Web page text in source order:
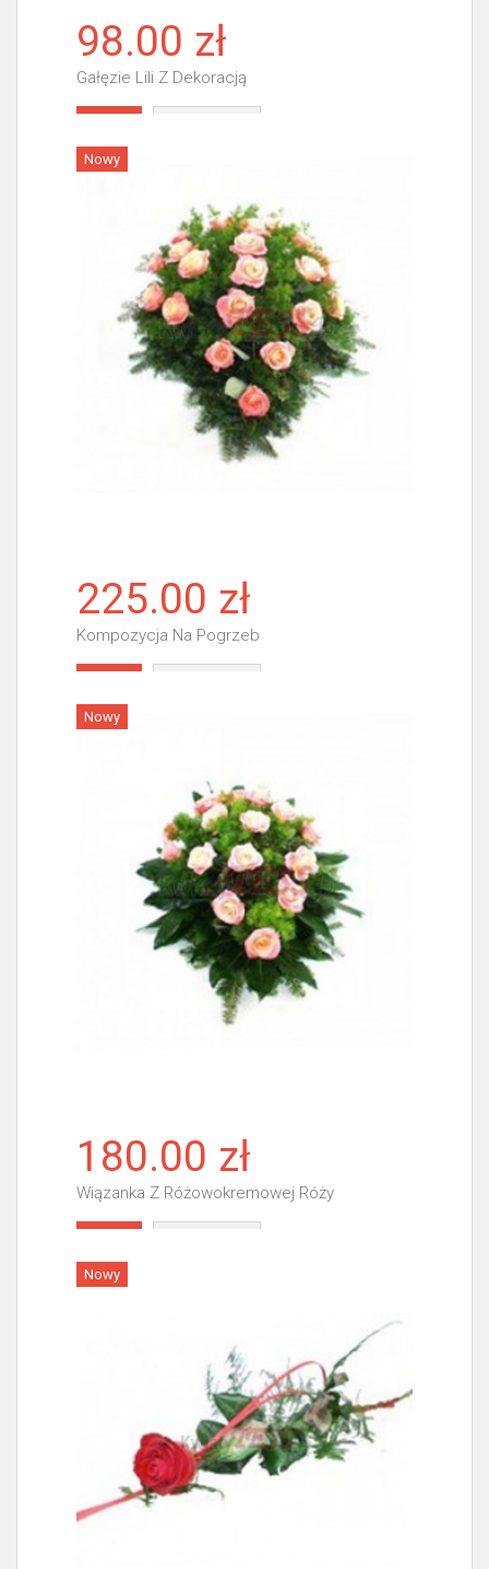
98.00 zł
Gałęzie Lili Z Dekoracją
Nowy
225.00 zł
Kompozycja Na Pogrzeb
Nowy
180.00 zł
Wiązanka Z Różowokremowej Róży
Nowy